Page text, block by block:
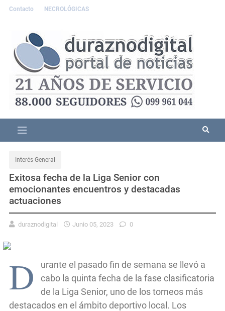
Contacto NECROLÓGICAS
Interés General
Exitosa fecha de la Liga Senior con
emocionantes encuentros y destacadas
actuaciones
duraznodigital Junio 05, 2023 0
D
urante el pasado fin de semana se llevó a
cabo la quinta fecha de la fase clasificatoria
de la Liga Senior, uno de los torneos más
destacados en el ámbito deportivo local. Los